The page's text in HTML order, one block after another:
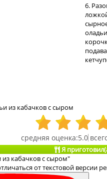
6.
из кабачков с сыром
5.0
Я
кабачков с сыром"
от текстовой версии